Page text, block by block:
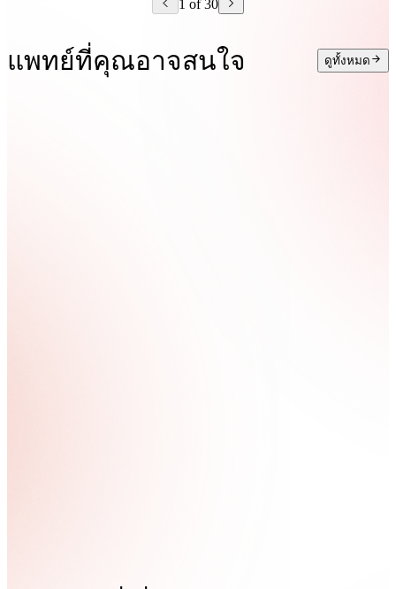
1 of 30
แพทย์ที่คุณอาจสนใจ ดูทั้งหมด